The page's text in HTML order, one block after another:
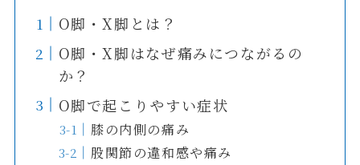
O脚・X脚とは？
O脚・X脚はなぜ痛みにつながるの
か？
O脚で起こりやすい症状
膝の内側の痛み
股関節の違和感や痛み